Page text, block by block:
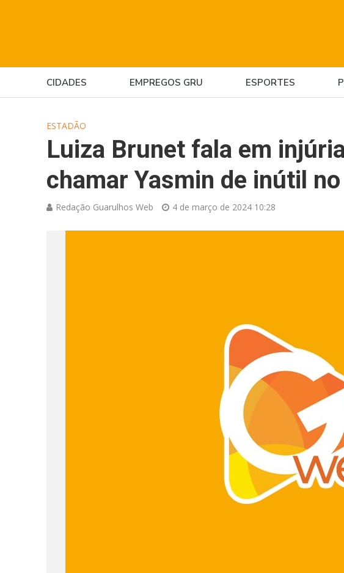
CIDADES EMPREGOS GRU ESPORTES
ESTADÃO
Luiza Brunet fala em
chamar Yasmin de inútil
Redação Guarulhos Web 4 de março de 2024 10:28